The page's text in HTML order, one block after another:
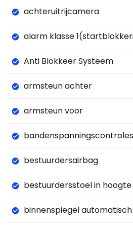
achteruitrijcamera
alarm klasse
Anti Blokkeer Systeem
armsteun achter
armsteun voor
bestuurdersairbag
bestuurdersstoel in
binnenspiegel